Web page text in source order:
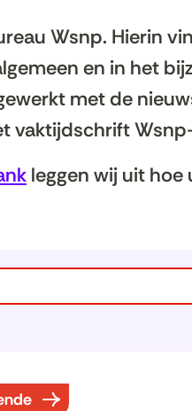
Wsnp. Hierin
en in het
met de
vaktijdschrift
leggen wij uit hoe